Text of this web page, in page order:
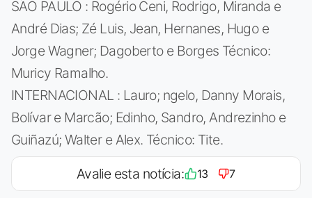
SÃO PAULO : Rogério Ceni, Rodrigo, Miranda e
André Dias; Zé Luis, Jean, Hernanes, Hugo e
Jorge Wagner; Dagoberto e Borges Técnico:
Muricy Ramalho.
INTERNACIONAL : Lauro; ngelo, Danny Morais,
Bolívar e Marcão; Edinho, Sandro, Andrezinho e
Guiñazú; Walter e Alex. Técnico: Tite.
Avalie esta notícia: 13 7